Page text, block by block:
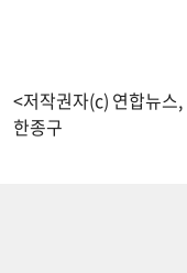
<저작권자(c) 연합뉴스
한종구